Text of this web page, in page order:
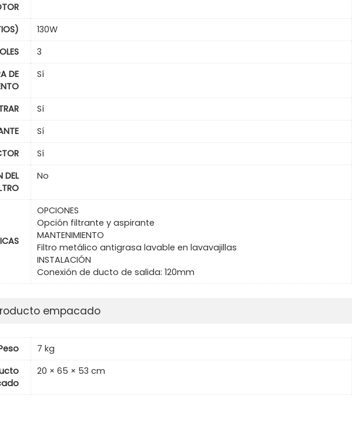
130W
3
DE
Sí
Sí
Sí
Sí
DEL
No
OPCIONES
Opción filtrante y aspirante
MANTENIMIENTO
Filtro metálico antigrasa lavable en lavavajillas
INSTALACIÓN
Conexión de ducto de salida: 120mm
empacado
7 kg
20 × 65 × 53 cm